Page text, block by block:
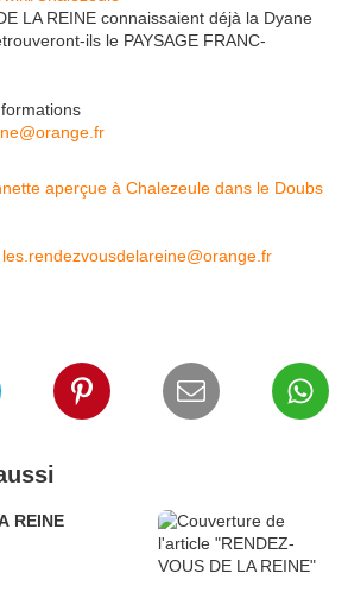
LA REINE connaissaient déjà la Dyane
ils le PAYSAGE FRANC-
les.rendezvousdelareine@orange.fr
REINE